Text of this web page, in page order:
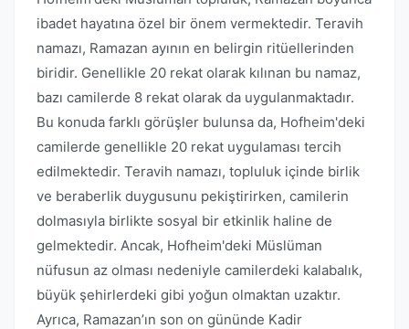
ibadet hayatına özel bir önem vermektedir. Teravih
namazı, Ramazan ayının en belirgin ritüellerinden
biridir. Genellikle 20 rekat olarak kılınan bu namaz,
bazı camilerde 8 rekat olarak da uygulanmaktadır.
Bu konuda farklı görüşler bulunsa da, Hofheim'deki
camilerde genellikle 20 rekat uygulaması tercih
edilmektedir. Teravih namazı, topluluk içinde birlik
ve beraberlik duygusunu pekiştirirken, camilerin
dolmasıyla birlikte sosyal bir etkinlik haline de
gelmektedir. Ancak, Hofheim'deki Müslüman
nüfusun az olması nedeniyle camilerdeki kalabalık,
büyük şehirlerdeki gibi yoğun olmaktan uzaktır.
Ayrıca, Ramazan’ın son on gününde Kadir